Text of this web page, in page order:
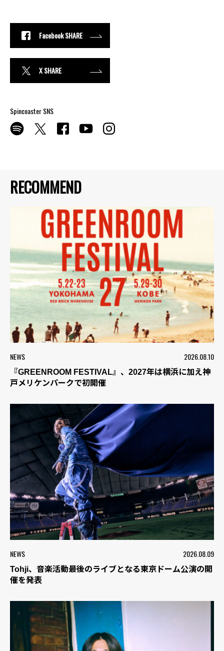
RECOMMEND
NEWS 2026.08.10
『GREENROOM FESTIVAL』、2027年は横浜に加え神
戸メリケンパークで初開催
NEWS 2026.08.09
Tohji、音楽活動最後のライブとなる東京ドーム公演の開
催を発表
Facebook SHARE
X SHARE
Spincoaster SNS